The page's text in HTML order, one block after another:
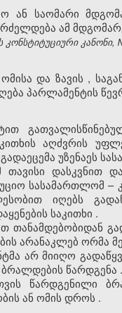
ან საომარი
ამ
კანონი,
ომისა და ზავის ,
პარლამენტის
აღძვრის
გადაეცემა უზენაეს
თავისი დასკვნით
სასამართლომ –
იღებს
საკითხი .
თანამდებობიდან
არანაკლებ ორმა
არ მიიღო
ბრალდების წარდგენა .
წარდგენილი
ან ომის დროს .